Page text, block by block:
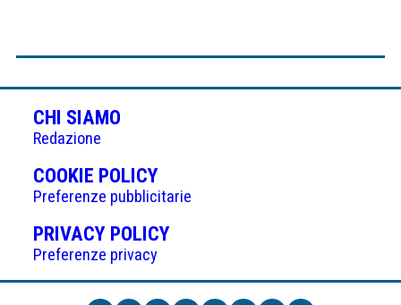
CHI SIAMO
Redazione
COOKIE POLICY(APRE
IN
UNA
NUOVA
Preferenze pubblicitarie
PRIVACY POLICY(APRE
UNA
Preferenze privacy